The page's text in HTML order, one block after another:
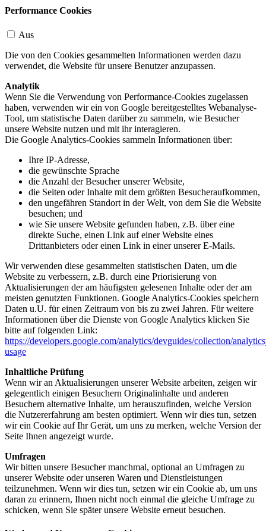
Performance Cookies
Aus
Die von den Cookies gesammelten Informationen werden dazu
verwendet, die Website für unsere Benutzer anzupassen.
Analytik
Wenn Sie die Verwendung von Performance-Cookies zugelassen
haben, verwenden wir ein von Google bereitgestelltes Webanalyse-
Tool, um statistische Daten darüber zu sammeln, wie Besucher
unsere Website nutzen und mit ihr interagieren.
Die Google Analytics-Cookies sammeln Informationen über:
Ihre IP-Adresse,
die gewünschte Sprache
die Anzahl der Besucher unserer Website,
die Seiten oder Inhalte mit dem größten Besucheraufkommen,
den ungefähren Standort in der Welt, von dem Sie die Website
besuchen; und
wie Sie unsere Website gefunden haben, z.B. über eine
direkte Suche, einen Link auf einer Website eines
Drittanbieters oder einen Link in einer unserer E-Mails.
Wir verwenden diese gesammelten statistischen Daten, um die
Website zu verbessern, z.B. durch eine Priorisierung von
Aktualisierungen der am häufigsten gelesenen Inhalte oder der am
meisten genutzten Funktionen. Google Analytics-Cookies speichern
Daten u.U. für einen Zeitraum von bis zu zwei Jahren. Für weitere
Informationen über die Dienste von Google Analytics klicken Sie
bitte auf folgenden Link:
https://developers.google.com/analytics/devguides/collection/
usage
Inhaltliche Prüfung
Wenn wir an Aktualisierungen unserer Website arbeiten, zeigen wir
gelegentlich einigen Besuchern Originalinhalte und anderen
Besuchern alternative Inhalte, um herauszufinden, welche Version
die Nutzererfahrung am besten optimiert. Wenn wir dies tun, setzen
wir ein Cookie auf Ihr Gerät, um uns zu merken, welche Version der
Seite Ihnen angezeigt wurde.
Umfragen
Wir bitten unsere Besucher manchmal, optional an Umfragen zu
unserer Website oder unseren Waren und Dienstleistungen
teilzunehmen. Wenn wir dies tun, setzen wir ein Cookie ab, um uns
daran zu erinnern, Ihnen nicht noch einmal die gleiche Umfrage zu
schicken, wenn Sie später unsere Website erneut besuchen.